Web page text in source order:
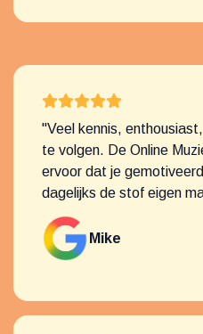
"Veel kennis,
te volgen. De Online
ervoor dat je
dagelijks de stof eigen
Mike